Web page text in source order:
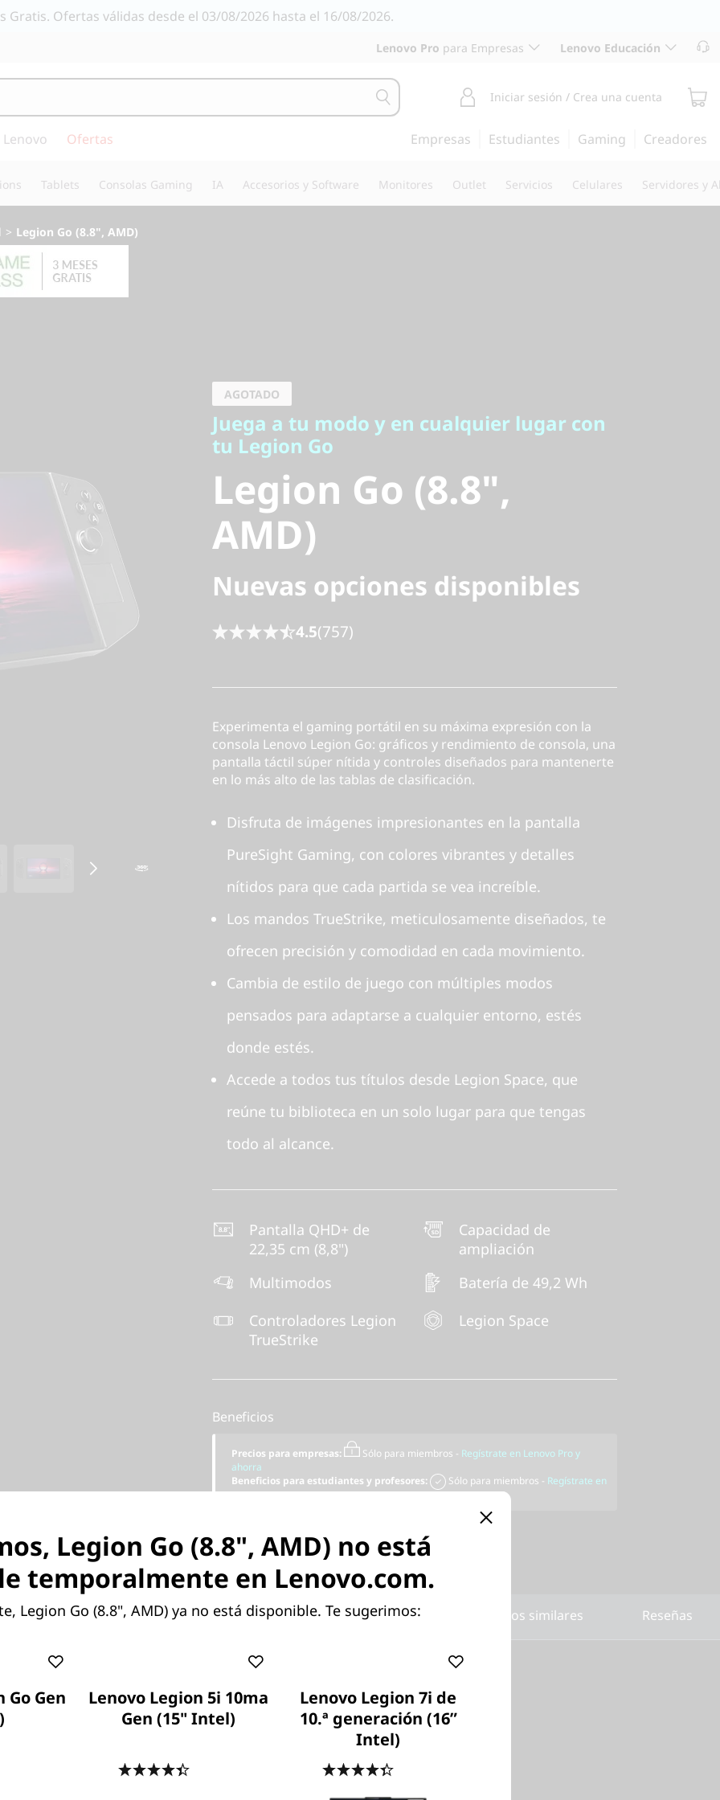
Gratis. Ofertas válidas desde el 03/08/2026 hasta el 16/08/2026.
Lenovo Pro para Empresas Lenovo Educación
Iniciar sesión / Crea una cuenta
Ofertas Empresas Estudiantes Gaming Creadores
Tablets Consolas Gaming IA Accesorios y Software Monitores Outlet Servicios Celulares Servidores y
> Legion Go (8.8", AMD)
tu Legion Go
Legion Go (8.8",
AMD)
AGOTADO
Juega a tu modo y en cualquier lugar con
tu Legion Go
Legion Go (8.8",
AMD)
Nuevas opciones disponibles
4.5(757)
Experimenta el gaming portátil en su máxima expresión con la
consola Lenovo Legion Go: gráficos y rendimiento de consola, una
pantalla táctil súper nítida y controles diseñados para mantenerte
en lo más alto de las tablas de clasificación.
Disfruta de imágenes impresionantes en la pantalla
PureSight Gaming, con colores vibrantes y detalles
nítidos para que cada partida se vea increíble.
Los mandos TrueStrike, meticulosamente diseñados, te
ofrecen precisión y comodidad en cada movimiento.
Cambia de estilo de juego con múltiples modos
pensados para adaptarse a cualquier entorno, estés
donde estés.
Accede a todos tus títulos desde Legion Space, que
reúne tu biblioteca en un solo lugar para que tengas
todo al alcance.
Pantalla QHD+ de
22,35 cm (8,8")
Capacidad de
ampliación
Multimodos
Batería de 49,2 Wh
Controladores Legion
TrueStrike
Legion Space
Beneficios
Precios para empresas: Sólo para miembros - Regístrate en Lenovo Pro y
ahorra
Beneficios para estudiantes y profesores:
Sólo para miembros - Regístrate en
Esp. Técnicas (Opcionales) Puertos y ranuras Comparar productos similares Reseñas
de cada producto pueden variar según el país de
del mismo, por lo que la siguiente descripción no debe ser
como un compromiso contractual. Te invitamos a revisar
Legion Go (8.8", AMD) no está
temporalmente en Lenovo.com.
Legion Go (8.8", AMD) ya no está disponible. Te sugerimos:
Go Gen
Lenovo Legion 5i 10ma
Gen (15" Intel)
Lenovo Legion 7i de
10.ª generación (16”
Intel)
4.4